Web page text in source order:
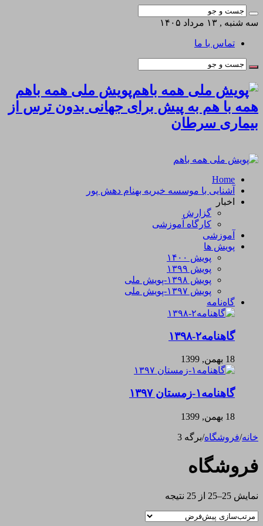
سه شنبه , ۱۳ مرداد ۱۴۰۵
تماس با ما
پویش ملی همه باهم
همه با هم به پیش برای جهانی بدون ترس از
بیماری سرطان
Home
آشنایی با موسسه خیریه بهنام دهش پور
اخبار
گزارش
کارگاه آموزشی
آموزشی
پویش ها
پویش ۱۴۰۰
پویش ۱۳۹۹
پویش ۱۳۹۸-پویش ملی
پویش ۱۳۹۷-پویش ملی
گاه‌نامه
گاهنامه۲-۱۳۹۸
18 بهمن, 1399
گاهنامه۱-زمستان ۱۳۹۷
18 بهمن, 1399
خانه/فروشگاه/برگه 3
فروشگاه
نمایش 25–25 از 25 نتیجه